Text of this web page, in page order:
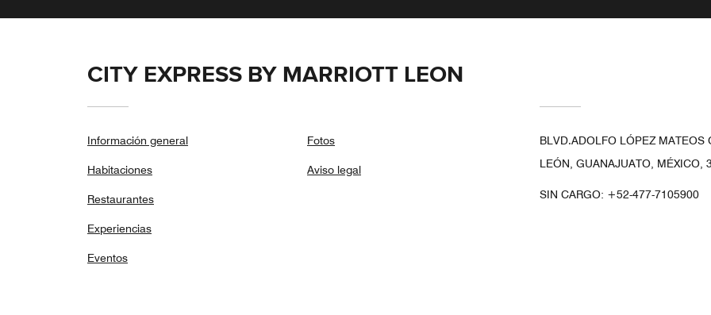
CITY EXPRESS BY MARRIOTT LEON
Información general
Habitaciones
Restaurantes
Experiencias
Eventos
Fotos
Aviso legal
BLVD.ADOLFO LÓPEZ MATEOS
LEÓN, GUANAJUATO, MÉXICO,
SIN CARGO: +52-477-7105900